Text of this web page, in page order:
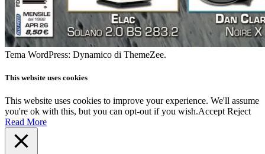
Tema WordPress: Dynamico di ThemeZee.
This website uses cookies
This website uses cookies to improve your experience. We'll assume
you're ok with this, but you can opt-out if you wish.Accept Reject
Read More